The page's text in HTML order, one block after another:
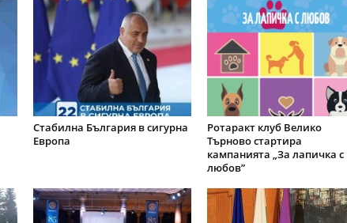
Стабилна България в сигурна
Европа
Ротаракт клуб Велико
Търново стартира
кампанията „За лапичка с
любов”